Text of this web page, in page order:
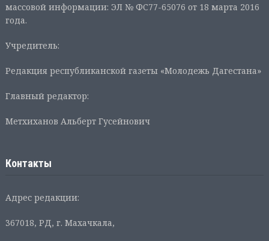
массовой информации: ЭЛ № ФС77-65076 от 18 марта 2016
года.
Учредитель:
Редакция республиканской газеты «Молодежь Дагестана»
Главный редактор:
Метхиханов Альберт Гусейнович
Контакты
Адрес редакции:
367018, РД, г. Махачкала,